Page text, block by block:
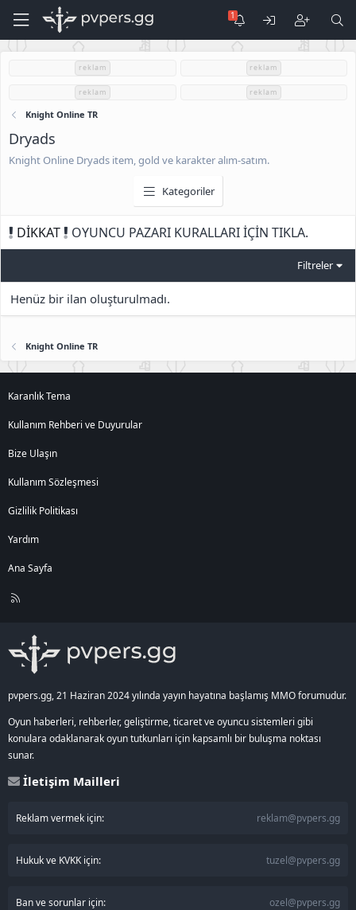
reklam reklam
reklam reklam
Knight Online TR
Dryads
Knight Online Dryads item, gold ve karakter alım-satım.
Kategoriler
DİKKAT OYUNCU PAZARI KURALLARI İÇİN TIKLA.
Filtreler
Henüz bir ilan oluşturulmadı.
Knight Online TR
Karanlık Tema
Kullanım Rehberi ve Duyurular
Bize Ulaşın
Kullanım Sözleşmesi
Gizlilik Politikası
Yardım
Ana Sayfa
R
pvpers.gg, 21 Haziran 2024 yılında yayın hayatına başlamış MMO forumudur.
Oyun haberleri, rehberler, geliştirme, ticaret ve oyuncu sistemleri gibi
konulara odaklanarak oyun tutkunları için kapsamlı bir buluşma noktası
sunar.
İletişim Mailleri
Reklam vermek için: reklam@pvpers.gg
Hukuk ve KVKK için: tuzel@pvpers.gg
Ban ve sorunlar için: ozel@pvpers.gg